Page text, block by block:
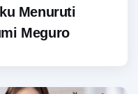
Menuruti
Meguro